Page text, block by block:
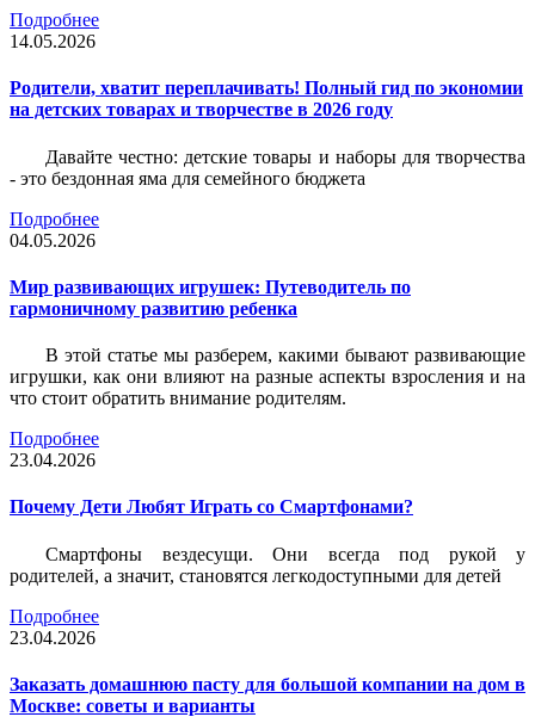
Подробнее
14.05.2026
Родители, хватит переплачивать! Полный гид по экономии
на детских товарах и творчестве в 2026 году
Давайте честно: детские товары и наборы для творчества
- это бездонная яма для семейного бюджета
Подробнее
04.05.2026
Мир развивающих игрушек: Путеводитель по
гармоничному развитию ребенка
В этой статье мы разберем, какими бывают развивающие
игрушки, как они влияют на разные аспекты взросления и на
что стоит обратить внимание родителям.
Подробнее
23.04.2026
Почему Дети Любят Играть со Смартфонами?
Смартфоны вездесущи. Они всегда под рукой у
родителей, а значит, становятся легкодоступными для детей
Подробнее
23.04.2026
Заказать домашнюю пасту для большой компании на дом в
Москве: советы и варианты